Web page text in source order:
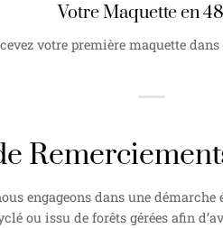
Votre Maquette en
votre première maquette
engageons dans une
ou issu de forêts gérées afin